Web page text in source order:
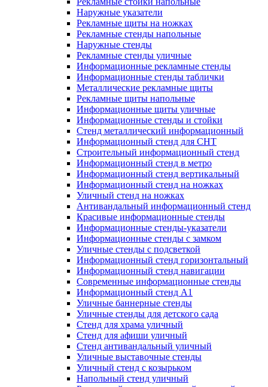
Наружные указатели
Рекламные щиты на ножках
Рекламные стенды напольные
Наружные стенды
Рекламные стенды уличные
Информационные рекламные стенды
Информационные стенды таблички
Металлические рекламные щиты
Рекламные щиты напольные
Информационные щиты уличные
Информационные стенды и стойки
Стенд металлический информационный
Информационный стенд для СНТ
Строительный информационный стенд
Информационный стенд в метро
Информационный стенд вертикальный
Информационный стенд на ножках
Уличный стенд на ножках
Антивандальный информационный стенд
Красивые информационные стенды
Информационные стенды-указатели
Информационные стенды с замком
Уличные стенды с подсветкой
Информационный стенд горизонтальный
Информационный стенд навигации
Современные информационные стенды
Информационный стенд А1
Уличные баннерные стенды
Уличные стенды для детского сада
Стенд для храма уличный
Стенд для афиши уличный
Стенд антивандальный уличный
Уличные выставочные стенды
Уличный стенд с козырьком
Напольный стенд уличный